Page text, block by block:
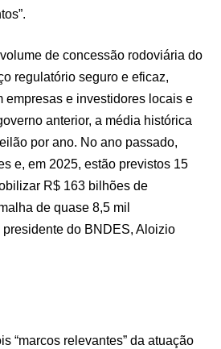
de concessão rodoviária do
regulatório seguro e eficaz,
empresas e investidores locais e
anterior, a média histórica
por ano. No ano passado,
e, em 2025, estão previstos 15
R$ 163 bilhões de
de quase 8,5 mil
presidente do BNDES, Aloizio
“marcos relevantes” da atuação